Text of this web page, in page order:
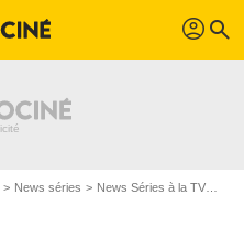
profil search
News séries News Séries à la TV